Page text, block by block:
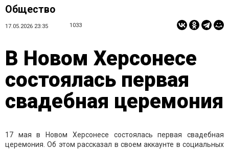
Общество
17.05.2026 23:35 1033
В Новом Херсонесе
состоялась первая
свадебная церемония
17 мая в Новом Херсонесе состоялась первая свадебная
церемония. Об этом рассказал в своем аккаунте в социальных